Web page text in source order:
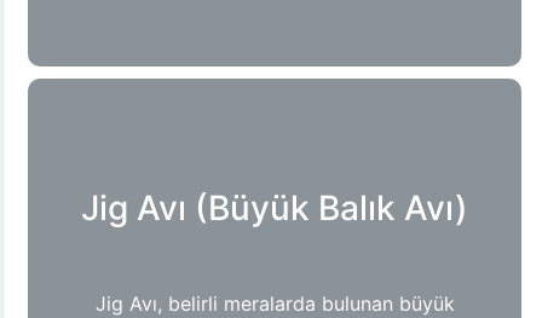
Jig Avı (Büyük Balık Avı)
Jig Avı, belirli meralarda bulunan büyük